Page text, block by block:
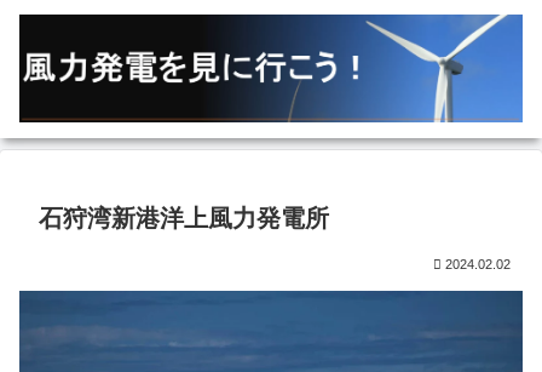
石狩湾新港洋上風力発電所
2024.02.02